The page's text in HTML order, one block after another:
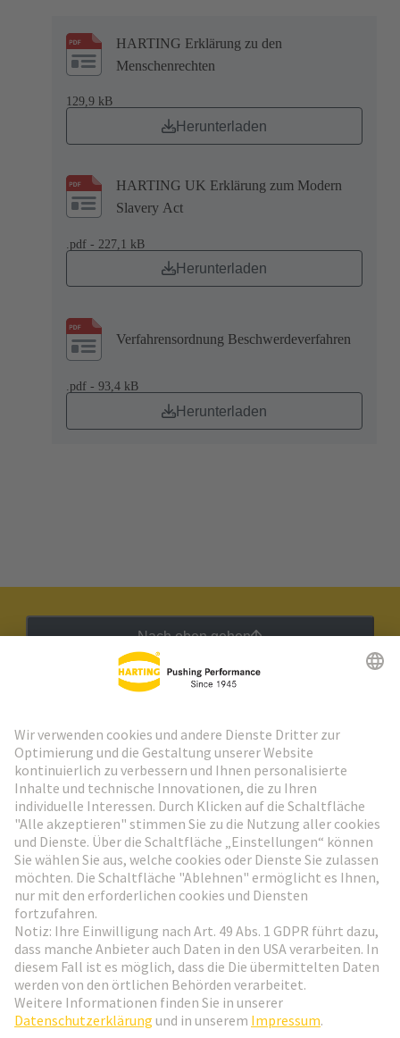
HARTING Erklärung zu den
Menschenrechten
129,9 kB
Herunterladen
HARTING UK Erklärung zum Modern
Slavery Act
.pdf - 227,1 kB
Herunterladen
Verfahrensordnung Beschwerdeverfahren
.pdf - 93,4 kB
Herunterladen
Nach oben gehen
Weiter zur Anmeldung
Social Media
Schweiz Deutsch